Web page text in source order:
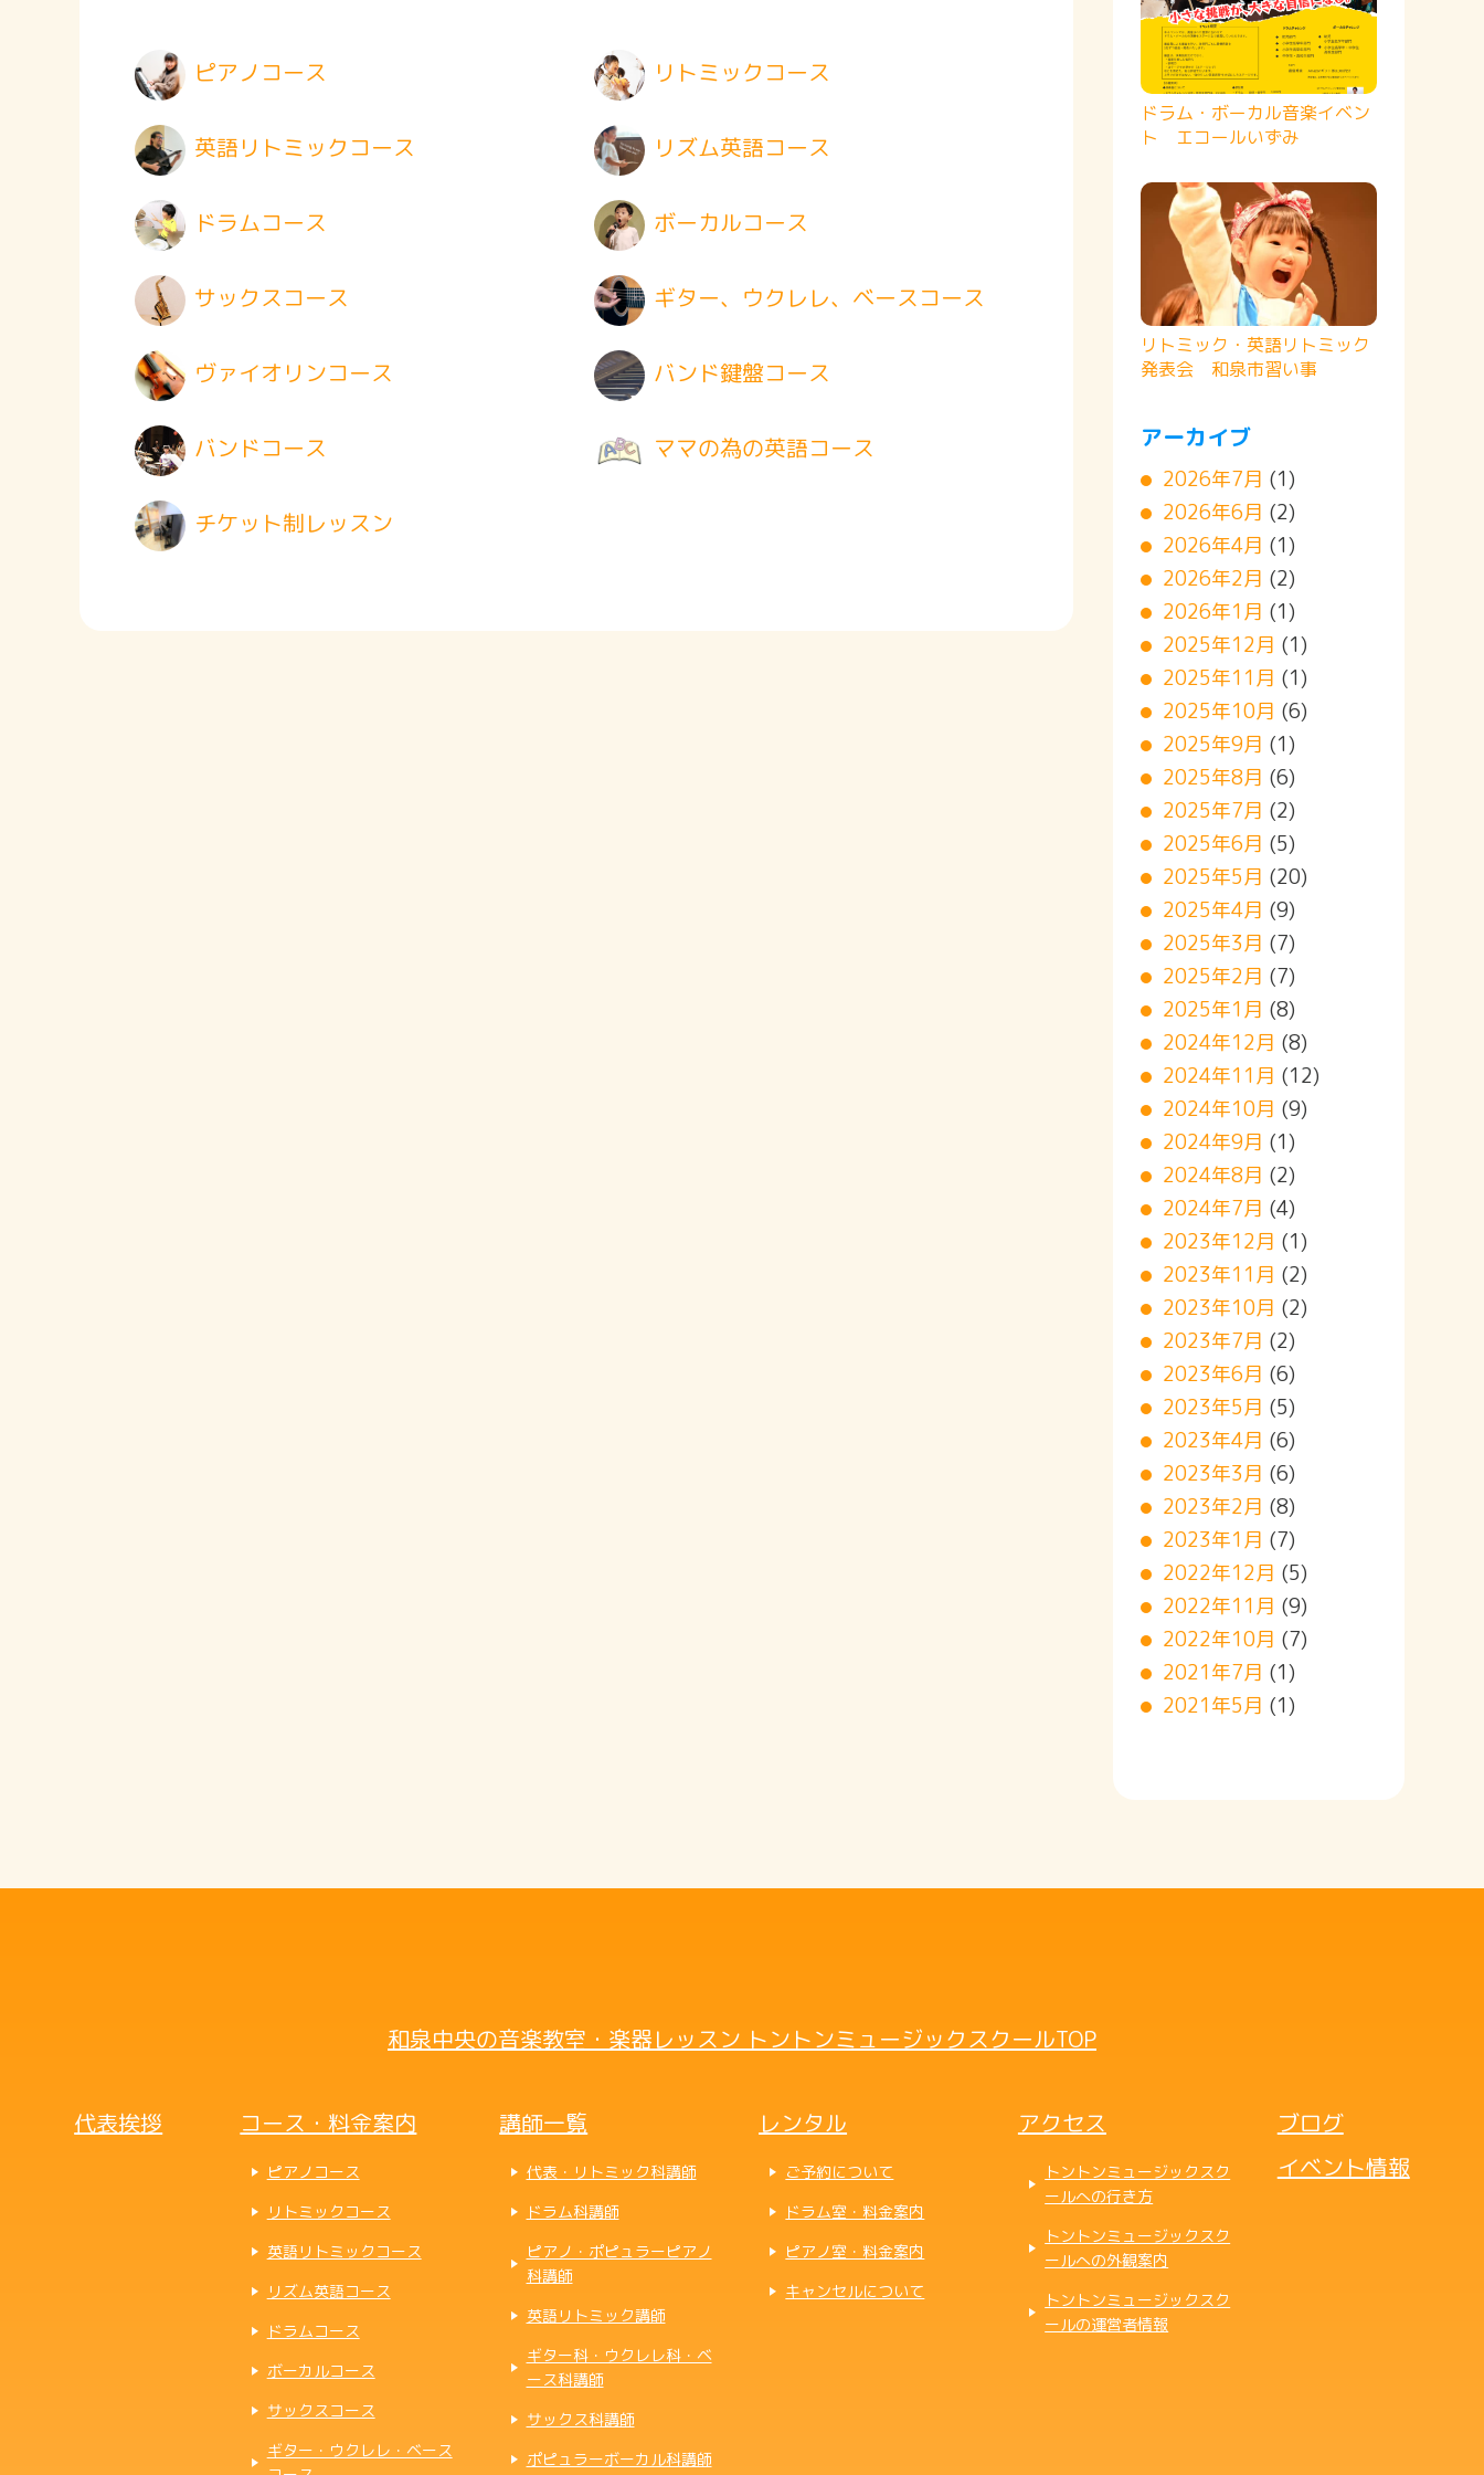
ピアノコース リトミックコース
英語リトミックコース リズム英語コース
ドラムコース ボーカルコース
サックスコース ギター、ウクレレ、ベースコース
ヴァイオリンコース バンド鍵盤コース
バンドコース ママの為の英語コース
チケット制レッスン
ドラム・ボーカル音楽イベン
ト エコールいずみ
リトミック・英語リトミック
発表会 和泉市習い事
アーカイブ
2026年7月 (1)
2026年6月 (2)
2026年4月 (1)
2026年2月 (2)
2026年1月 (1)
2025年12月 (1)
2025年11月 (1)
2025年10月 (6)
2025年9月 (1)
2025年8月 (6)
2025年7月 (2)
2025年6月 (5)
2025年5月 (20)
2025年4月 (9)
2025年3月 (7)
2025年2月 (7)
2025年1月 (8)
2024年12月 (8)
2024年11月 (12)
2024年10月 (9)
2024年9月 (1)
2024年8月 (2)
2024年7月 (4)
2023年12月 (1)
2023年11月 (2)
2023年10月 (2)
2023年7月 (2)
2023年6月 (6)
2023年5月 (5)
2023年4月 (6)
2023年3月 (6)
2023年2月 (8)
2023年1月 (7)
2022年12月 (5)
2022年11月 (9)
2022年10月 (7)
2021年7月 (1)
2021年5月 (1)
和泉中央の音楽教室・楽器レッスン トントンミュージックスクールTOP
代表挨拶 コース・料金案内
ピアノコース
リトミックコース
英語リトミックコース
リズム英語コース
ドラムコース
ボーカルコース
サックスコース
ギター・ウクレレ・ベース
講師一覧
代表・リトミック科講師
ドラム科講師
ピアノ・ポピュラーピアノ
科講師
英語リトミック講師
ギター科・ウクレレ科・ベ
ース科講師
サックス科講師
ポピュラーボーカル科講師
レンタル
ご予約について
ドラム室・料金案内
ピアノ室・料金案内
キャンセルについて
アクセス
トントンミュージックスク
ールへの行き方
トントンミュージックスク
ールへの外観案内
トントンミュージックスク
ールの運営者情報
ブログ
イベント情報